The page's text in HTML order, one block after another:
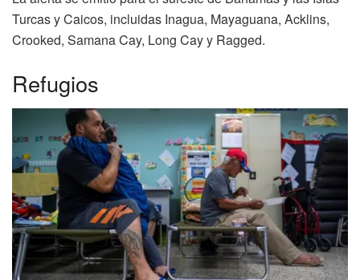
Turcas y Caicos, incluidas Inagua, Mayaguana, Acklins,
Crooked, Samana Cay, Long Cay y Ragged.
Refugios